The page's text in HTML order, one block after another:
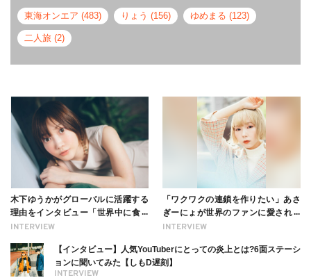
東海オンエア (483) りょう (156) ゆめまる (123)
二人旅 (2)
INTERVIEW
木下ゆうかがグローバルに活躍する
理由をインタビュー「世界中に食べ
る幸せを伝えたい」新事務所加入に
INTERVIEW
「ワクワクの連鎖を作りたい」あさ
ぎーにょが世界のファンに愛される
理由【インタビュー】
INTERVIEW
【インタビュー】人気YouTuberにとっての炎上とは?6面ステーシ
ョンに聞いてみた【しもD遅刻】